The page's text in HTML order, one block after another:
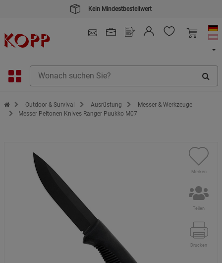
Kein Mindestbestellwert
Zur Startseite des Kopp Verlag Online-Shop
Outdoor & Survival Ausrüstung
Messer & Werkzeuge
Messer Peltonen Knives Ranger Puukko M07
Merken
Teilen
Drucken